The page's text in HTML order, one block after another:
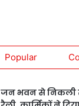
Popular
जन भवन से निकली